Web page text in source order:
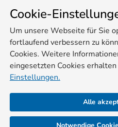
Cookie-
Um unsere Webseite für Sie
fortlaufend verbessern zu
Cookies. Weitere
eingesetzten Cookies erhalten
Einstellungen.
Alle